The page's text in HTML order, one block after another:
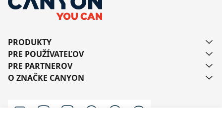
PRODUKTY
PRE POUŽÍVATEĽOV
PRE PARTNEROV
O ZNAČKE CANYON